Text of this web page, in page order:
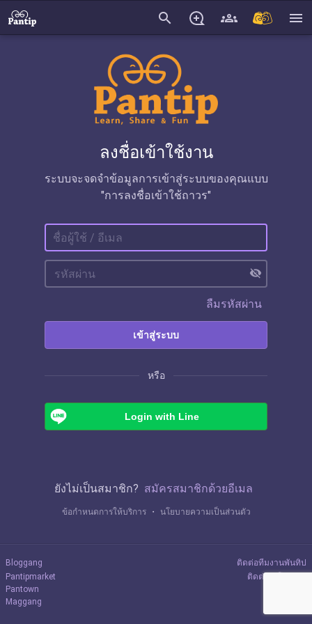
search menu
ลงชื่อเข้าใช้งาน
ระบบจะจดจำข้อมูลการเข้าสู่ระบบของคุณแบบ
"การลงชื่อเข้าใช้ถาวร"
visibility_off
ลืมรหัสผ่าน
เข้าสู่ระบบ
หรือ
Login with Line
ยังไม่เป็นสมาชิก? สมัครสมาชิกด้วยอีเมล
ข้อกำหนดการให้บริการ ・ นโยบายความเป็นส่วนตัว
Bloggang
Pantipmarket
Pantown
Maggang
ติดต่อทีมงานพันทิป
ติดต่อลงโฆษณา